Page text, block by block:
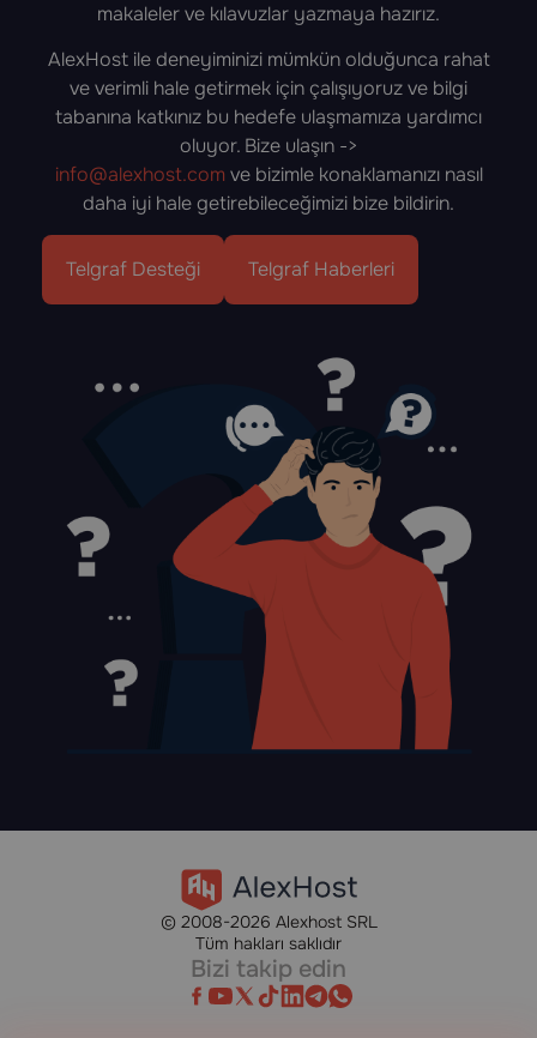
makaleler ve kılavuzlar yazmaya hazırız.
AlexHost ile deneyiminizi mümkün olduğunca rahat
ve verimli hale getirmek için çalışıyoruz ve bilgi
tabanına katkınız bu hedefe ulaşmamıza yardımcı
oluyor. Bize ulaşın ->
info@alexhost.com ve bizimle konaklamanızı nasıl
daha iyi hale getirebileceğimizi bize bildirin.
Telgraf Desteği Telgraf Haberleri
© 2008-2026 Alexhost SRL
Tüm hakları saklıdır
Bizi takip edin